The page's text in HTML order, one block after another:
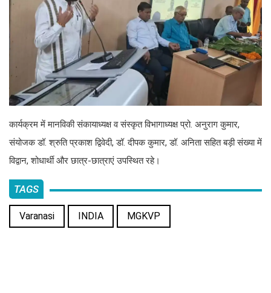
कार्यक्रम में मानविकी संकायाध्यक्ष व संस्कृत विभागाध्यक्ष प्रो. अनुराग कुमार,
संयोजक डॉ. श्रुति प्रकाश द्विवेदी, डॉ. दीपक कुमार, डॉ. अनिता सहित बड़ी संख्या में
विद्वान, शोधार्थी और छात्र-छात्राएं उपस्थित रहे।
TAGS
Varanasi INDIA MGKVP